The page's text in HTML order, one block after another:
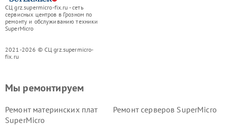
СЦ grz.supermicro-fix.ru - сеть
сервисных центров в Грозном по
ремонту и обслуживанию техники
SuperMicro
2021-2026 © СЦ grz.supermicro-
fix.ru
Мы ремонтируем
Ремонт материнских плат
SuperMicro
Ремонт серверов SuperMicro